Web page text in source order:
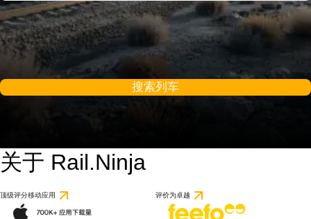
搜索列车
关于 Rail.Ninja
顶级评分移动应用 评价为卓越